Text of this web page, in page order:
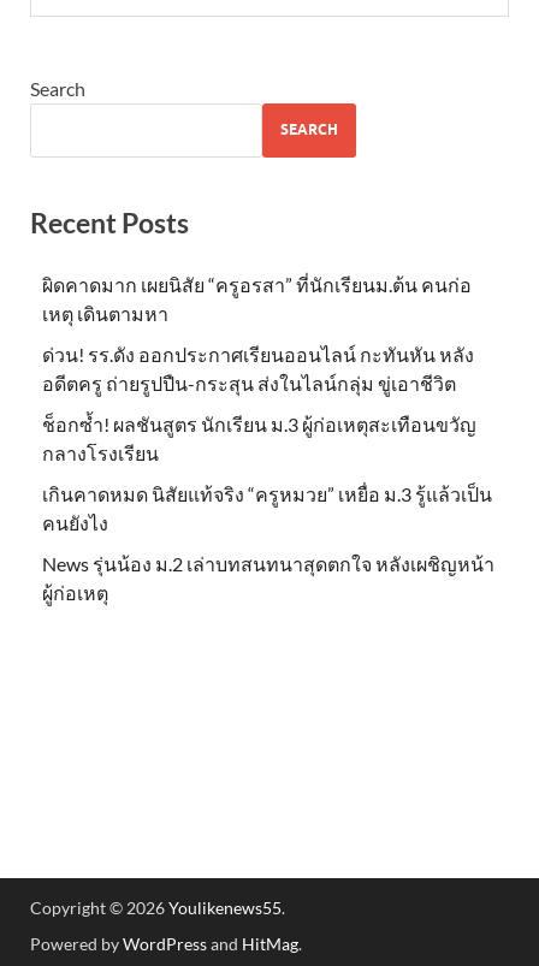
Search
SEARCH
Recent Posts
ผิดคาดมาก เผยนิสัย “ครูอรสา” ที่นักเรียนม.ต้น คนก่อ
เหตุ เดินตามหา
ด่วน! รร.ดัง ออกประกาศเรียนออนไลน์ กะทันหัน หลัง
อดีตครู ถ่ายรูปปืน-กระสุน ส่งในไลน์กลุ่ม ขู่เอาชีวิต
ช็อกซ้ำ! ผลชันสูตร นักเรียน ม.3 ผู้ก่อเหตุสะเทือนขวัญ
กลางโรงเรียน
เกินคาดหมด นิสัยแท้จริง “ครูหมวย” เหยื่อ ม.3 รู้แล้วเป็น
คนยังไง
News รุ่นน้อง ม.2 เล่าบทสนทนาสุดตกใจ หลังเผชิญหน้า
ผู้ก่อเหตุ
Copyright © 2026Youlikenews55.
Powered byWordPressand HitMag.